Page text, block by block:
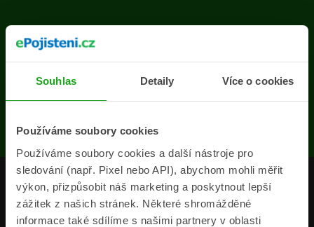
Souhlas Detaily Více o cookies
Používáme soubory cookies
Používáme soubory cookies a další nástroje pro
sledování (např. Pixel nebo API), abychom mohli měřit
výkon, přizpůsobit náš marketing a poskytnout lepší
zážitek z našich stránek. Některé shromážděné
informace také sdílíme s našimi partnery v oblasti
Na stránce se vyskytla
chyba
Produkty
Pojišťovny